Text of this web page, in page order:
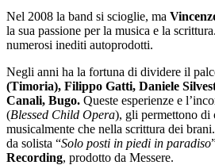
Nel 2008 la band si scioglie, ma
la sua passione per la musica e la
numerosi inediti autoprodotti.
Negli anni ha la fortuna di dividere il
(Timoria), Filippo Gatti, Daniele
Canali, Bugo. Queste esperienze e
(Blessed Child Opera), gli permettono di
musicalmente che nella scrittura dei
da solista “Solo posti in piedi in paradiso
Recording, prodotto da Messere.